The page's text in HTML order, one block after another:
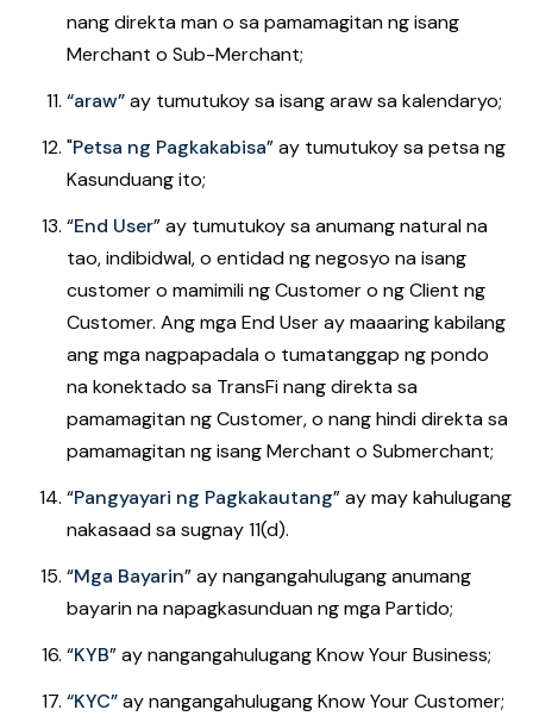
nang direkta man o sa pamamagitan ng isang
Merchant o Sub-Merchant;
“araw”ay tumutukoy sa isang araw sa kalendaryo;
"Petsa ng Pagkakabisa” ay tumutukoy sa petsa ng
Kasunduang ito;
“End User”ay tumutukoy sa anumang natural na
tao, indibidwal, o entidad ng negosyo na isang
customer o mamimili ng Customer o ng Client ng
Customer. Ang mga End User ay maaaring kabilang
ang mga nagpapadala o tumatanggap ng pondo
na konektado sa TransFi nang direkta sa
pamamagitan ng Customer, o nang hindi direkta sa
pamamagitan ng isang Merchant o Submerchant;
“Pangyayari ng Pagkakautang”ay may kahulugang
nakasaad sa sugnay 11(d).
“Mga Bayarin”ay nangangahulugang anumang
bayarin na napagkasunduan ng mga Partido;
“KYB” ay nangangahulugang Know Your Business;
“KYC”ay nangangahulugang Know Your Customer;